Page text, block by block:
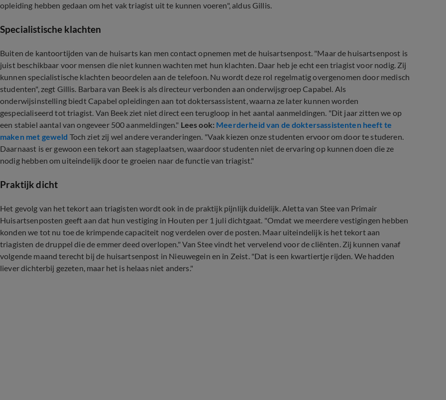
opleiding hebben gedaan om het vak triagist uit te kunnen voeren", aldus Gillis.
Specialistische klachten
Buiten de kantoortijden van de huisarts kan men contact opnemen met de huisartsenpost. "Maar de huisartsenpost is
juist beschikbaar voor mensen die niet kunnen wachten met hun klachten. Daar heb je echt een triagist voor nodig. Zij
kunnen specialistische klachten beoordelen aan de telefoon. Nu wordt deze rol regelmatig overgenomen door medisch
studenten", zegt Gillis. Barbara van Beek is als directeur verbonden aan onderwijsgroep Capabel. Als
onderwijsinstelling biedt Capabel opleidingen aan tot doktersassistent, waarna ze later kunnen worden
gespecialiseerd tot triagist. Van Beek ziet niet direct een terugloop in het aantal aanmeldingen. "Dit jaar zitten we op
een stabiel aantal van ongeveer 500 aanmeldingen." Lees ook: Meerderheid van de doktersassistenten heeft te
maken met geweld Toch ziet zij wel andere veranderingen. "Vaak kiezen onze studenten ervoor om door te studeren.
Daarnaast is er gewoon een tekort aan stageplaatsen, waardoor studenten niet de ervaring op kunnen doen die ze
nodig hebben om uiteindelijk door te groeien naar de functie van triagist."
Praktijk dicht
Het gevolg van het tekort aan triagisten wordt ook in de praktijk pijnlijk duidelijk. Aletta van Stee van Primair
Huisartsenposten geeft aan dat hun vestiging in Houten per 1 juli dichtgaat. "Omdat we meerdere vestigingen hebben
konden we tot nu toe de krimpende capaciteit nog verdelen over de posten. Maar uiteindelijk is het tekort aan
triagisten de druppel die de emmer deed overlopen." Van Stee vindt het vervelend voor de cliënten. Zij kunnen vanaf
volgende maand terecht bij de huisartsenpost in Nieuwegein en in Zeist. "Dat is een kwartiertje rijden. We hadden
liever dichterbij gezeten, maar het is helaas niet anders."